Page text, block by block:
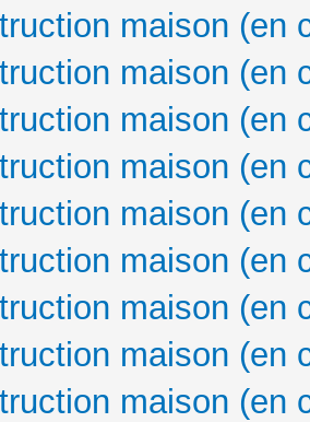
maison (en
maison (en
maison (en
maison (en
maison (en
maison (en
maison (en
maison (en
maison (en